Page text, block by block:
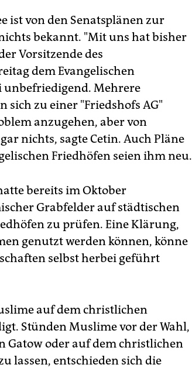
ist von den Senatsplänen zur
bekannt. "Mit uns hat bisher
Vorsitzende des
dem Evangelischen
unbefriedigend. Mehrere
zu einer "Friedshofs AG"
anzugehen, aber von
nichts, sagte Cetin. Auch Pläne
Friedhöfen seien ihm neu.
bereits im Oktober
Grabfelder auf städtischen
zu prüfen. Eine Klärung,
genutzt werden können, könne
selbst herbei geführt
auf dem christlichen
Stünden Muslime vor der Wahl,
Gatow oder auf dem christlichen
lassen, entschieden sich die